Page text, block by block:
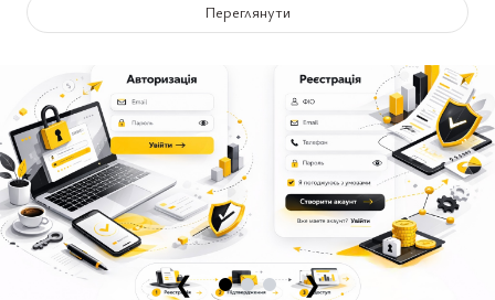
Переглянути
❮ ❯